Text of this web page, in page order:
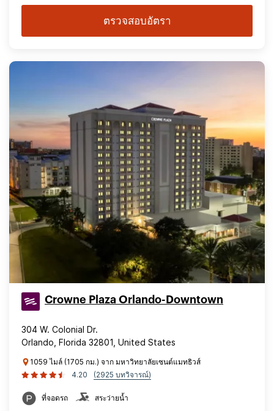
ตรวจสอบอัตรา
Crowne Plaza Orlando-Downtown
304 W. Colonial Dr.
Orlando, Florida 32801, United States
1059 ไมล์ (1705 กม.) จาก มหาวิทยาลัยเซนต์แมทธิวส์
4.20
(2925 บทวิจารณ์)
ที่จอดรถ สระว่ายน้ำ